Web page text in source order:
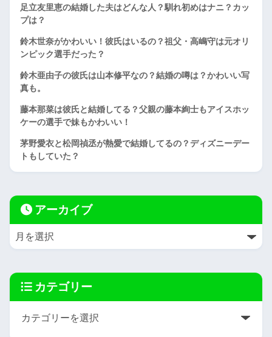
足立友里恵の結婚した夫はどんな人？馴れ初めはナニ？カッ
プは？
鈴木世奈がかわいい！彼氏はいるの？祖父・高嶋守は元オリ
ンピック選手だった？
鈴木亜由子の彼氏は山本修平なの？結婚の噂は？かわいい写
真も。
藤本那菜は彼氏と結婚してる？父親の藤本絢士もアイスホッ
ケーの選手で妹もかわいい！
茅野愛衣と松岡禎丞が熱愛で結婚してるの？ディズニーデー
トもしていた？
アーカイブ
カテゴリー